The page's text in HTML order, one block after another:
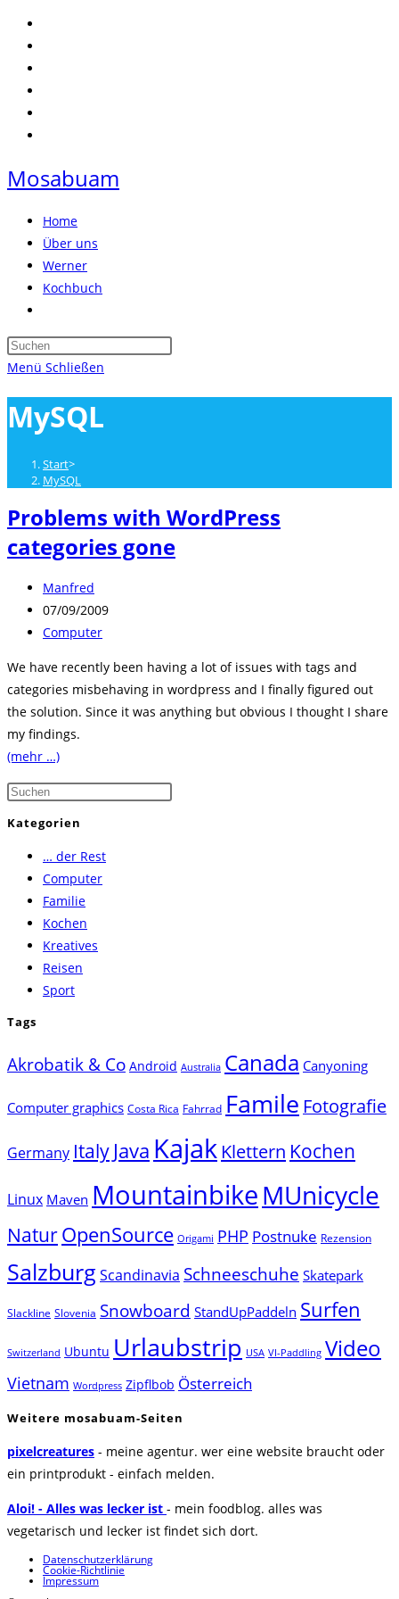
Zum
Inhalt
springen
Mosabuam
Home
Über uns
Werner
Kochbuch
umschalten
Press
Menü Schließen
MySQL
Start>
MySQL
Problems with WordPress
categories gone
Beitrags-
Autor:
Manfred
Beitrag
veröffentlicht:
07/09/2009
Beitrags-
Computer
We have recently been having a lot of issues with tags and
categories misbehaving in wordpress and I finally figured out
the solution. Since it was anything but obvious I thought I share
my findings.
(mehr …)
Press
Kategorien
… der Rest
Computer
Familie
Kochen
Kreatives
Reisen
Sport
Tags
Akrobatik & Co Android Australia Canada Canyoning
Computer graphics Costa Rica Fahrrad Famile Fotografie
Germany Italy Java Kajak Klettern Kochen
Linux Maven MountainbikeMUnicycle
NaturOpenSource Origami PHP Postnuke Rezension
SalzburgScandinavia Schneeschuhe Skatepark
Slackline Slovenia Snowboard StandUpPaddeln Surfen
Switzerland Ubuntu Urlaubstrip USA VI-Paddling Video
Vietnam Wordpress Zipflbob Österreich
Weitere mosabuam-Seiten
pixelcreatures - meine agentur. wer eine website braucht oder
ein printprodukt - einfach melden.
Aloi! - Alles was lecker ist - mein foodblog. alles was
vegetarisch und lecker ist findet sich dort.
Datenschutzerklärung
Cookie-Richtlinie
Impressum